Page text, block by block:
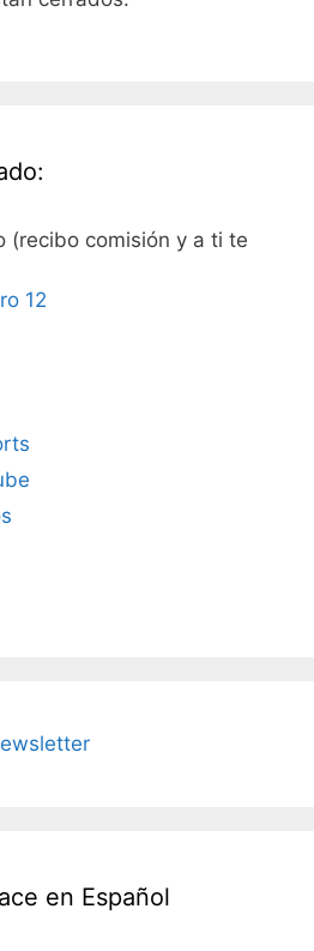
(recibo comisión y a ti te
12
en Español